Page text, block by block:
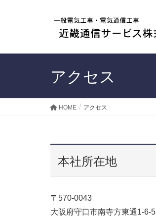
アクセス
HOME アクセス
本社所在地
〒570-0043
大阪府守口市南寺方東通1-6-5